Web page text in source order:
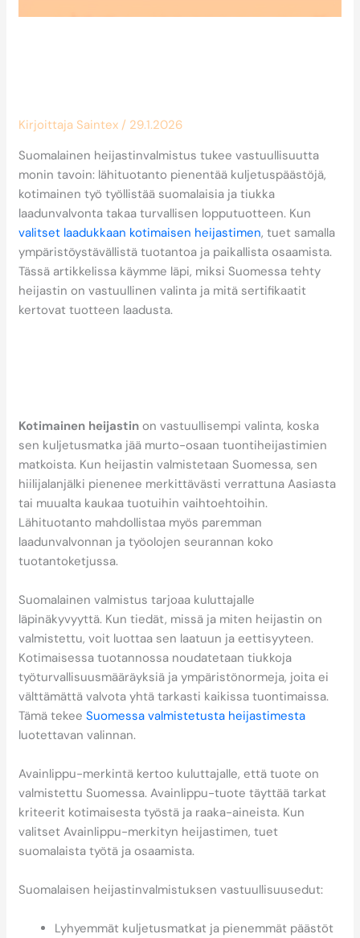
KirjoittajaSaintex / 29.1.2026
Suomalainen heijastinvalmistus tukee vastuullisuutta
monin tavoin: lähituotanto pienentää kuljetuspäästöjä,
kotimainen työ työllistää suomalaisia ja tiukka
laadunvalvonta takaa turvallisen lopputuotteen. Kun
valitset laadukkaan kotimaisen heijastimen, tuet samalla
ympäristöystävällistä tuotantoa ja paikallista osaamista.
Tässä artikkelissa käymme läpi, miksi Suomessa tehty
heijastin on vastuullinen valinta ja mitä sertifikaatit
kertovat tuotteen laadusta.
Kotimainen heijastin on vastuullisempi valinta, koska
sen kuljetusmatka jää murto-osaan tuontiheijastimien
matkoista. Kun heijastin valmistetaan Suomessa, sen
hiilijalanjälki pienenee merkittävästi verrattuna Aasiasta
tai muualta kaukaa tuotuihin vaihtoehtoihin.
Lähituotanto mahdollistaa myös paremman
laadunvalvonnan ja työolojen seurannan koko
tuotantoketjussa.
Suomalainen valmistus tarjoaa kuluttajalle
läpinäkyvyyttä. Kun tiedät, missä ja miten heijastin on
valmistettu, voit luottaa sen laatuun ja eettisyyteen.
Kotimaisessa tuotannossa noudatetaan tiukkoja
työturvallisuusmääräyksiä ja ympäristönormeja, joita ei
välttämättä valvota yhtä tarkasti kaikissa tuontimaissa.
Tämä tekeeSuomessa valmistetusta heijastimesta
luotettavan valinnan.
Avainlippu-merkintä kertoo kuluttajalle, että tuote on
valmistettu Suomessa. Avainlippu-tuote täyttää tarkat
kriteerit kotimaisesta työstä ja raaka-aineista. Kun
valitset Avainlippu-merkityn heijastimen, tuet
suomalaista työtä ja osaamista.
Suomalaisen heijastinvalmistuksen vastuullisuusedut:
Lyhyemmät kuljetusmatkat ja pienemmät päästöt